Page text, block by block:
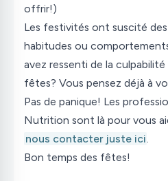
offrir!)
Les festivités ont suscité
habitudes ou
avez ressenti de la
fêtes? Vous pensez déjà à
Pas de panique! Les
Nutrition sont là pour vous
nous contacter juste ici
Bon temps des fêtes!